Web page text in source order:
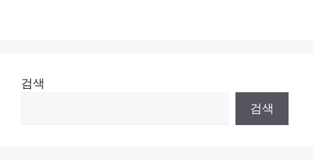
검색
검색